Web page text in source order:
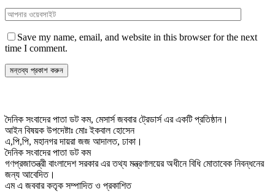
Save my name, email, and website in this browser for the next
time I comment.
দৈনিক সংবাদের পাতা ডট কম, মেসার্স জববার ট্রেডার্স এর একটি প্রতিষ্ঠান।
আইন বিষয়ক উপদেষ্টাঃ মোঃ ইকবাল হোসেন
এ,পি,পি, মহানগর দায়রা জজ আদালত, ঢাকা।
দৈনিক সংবাদের পাতা ডট কম
গণপ্রজাতন্ত্রী বাংলাদেশ সরকার এর তথ্য মন্ত্রণালয়ের অধীনে বিধি মোতাবেক নিবন্ধনের
জন্য আবেদিত।
এম এ জববার কতৃক সম্পাদিত ও প্রকাশিত